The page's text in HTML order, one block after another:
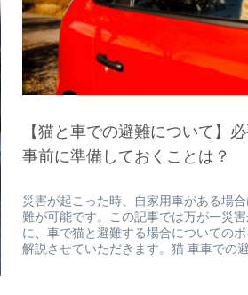
【猫と車での避難について】
事前に準備しておくことは？
災害が起こった時、自家用車がある場
難が可能です。この記事では万が一災
に、車で猫と避難する場合についての
解説させていただきます。猫 車車での